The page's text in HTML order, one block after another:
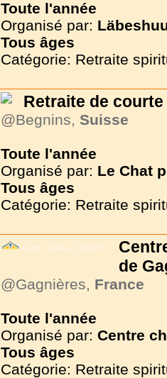
Toute l'année
Organisé par:
Tous âges
Catégorie: Retraite
Retraite de
@Begnins, Suisse
Toute l'année
Organisé par: Le Chat
Tous âges
Catégorie: Retraite
de
@Gagnières, France
Toute l'année
Organisé par: Centre
Tous âges
Catégorie: Retraite